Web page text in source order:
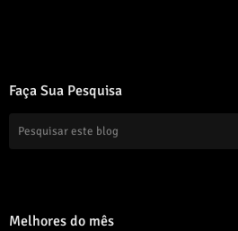
Faça Sua Pesquisa
Melhores do mês